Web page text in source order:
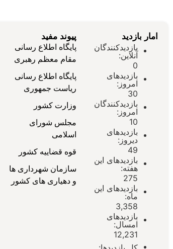
امار بازدید
بازدیدکنندگان
آنلاین:
0
بازدیدهای
امروز:
30
بازدیدکنندگان
امروز:
10
بازدیدهای
دیروز:
49
بازدیدهای این
هفته:
275
بازدیدهای این
ماه:
3,358
بازدیدهای
امسال:
12,231
پیوند مفید
پایگاه اطلاع رسانی
مقام معظم رهبری
پایگاه اطلاع رسانی
ریاست جمهوری
وزارت کشور
مجلس شورای
اسلامی
قوه قضاییه کشور
سازمان شهرداری ها
و دهیاری های کشور